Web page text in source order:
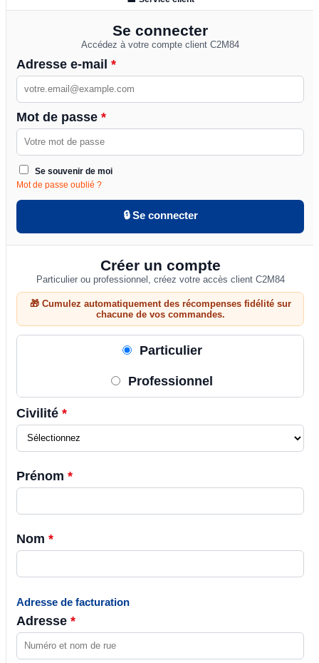
Se connecter
Accédez à votre compte client C2M84
Adresse e-mail *
Mot de passe *
Se souvenir de moi
Mot de passe oublié ?
🔒 Se connecter
Créer un compte
Particulier ou professionnel, créez votre accès client C2M84
🎁 Cumulez automatiquement des récompenses fidélité sur
chacune de vos commandes.
Particulier
Professionnel
Civilité *
Prénom *
Nom *
Adresse de facturation
Adresse *